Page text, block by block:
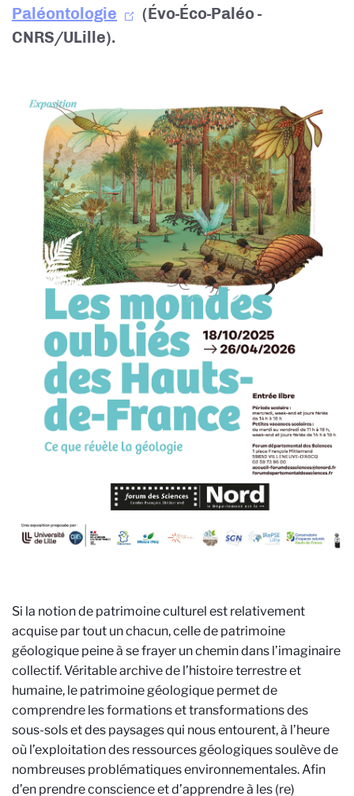
Paléontologie
(Évo-Éco-Paléo -
CNRS/ULille).
Si la notion de patrimoine culturel est relativement
acquise par tout un chacun, celle de patrimoine
géologique peine à se frayer un chemin dans l’imaginaire
collectif. Véritable archive de l’histoire terrestre et
humaine, le patrimoine géologique permet de
comprendre les formations et transformations des
sous-sols et des paysages qui nous entourent, à l’heure
où l’exploitation des ressources géologiques soulève de
nombreuses problématiques environnementales. Afin
d’en prendre conscience et d’apprendre à les (re)